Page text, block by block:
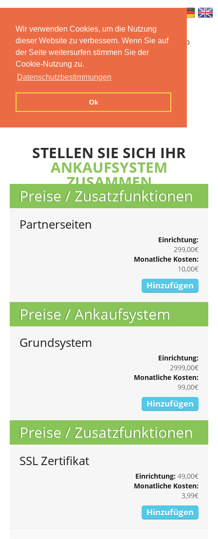
Wir verwenden Cookies, um die Nutzung
dieser Website zu verbessern. Wenn Sie auf
der Seite weitersurfen stimmen Sie der
Cookie-Nutzung zu.
Datenschutzbestimmungen
Ok
Startseite Funktionen Mobile App
Preise
Kontakt Impressum
STELLEN SIE SICH IHR
ANKAUFSYSTEM
ZUSAMMEN
Preise / Zusatzfunktionen
Partnerseiten
Einrichtung:
299,00€
Monatliche Kosten:
10,00€
Hinzufügen
Preise / Ankaufsystem
Grundsystem
Einrichtung:
2999,00€
Monatliche Kosten:
99,00€
Hinzufügen
Preise / Zusatzfunktionen
SSL Zertifikat
Einrichtung:49,00€
Monatliche Kosten:
3,99€
Hinzufügen